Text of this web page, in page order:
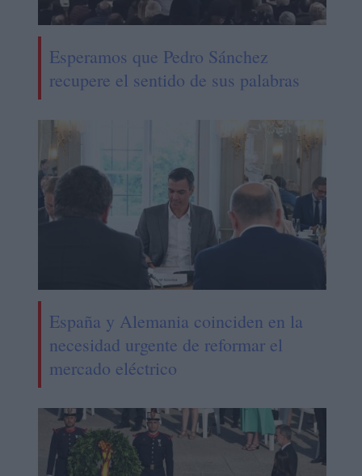
Esperamos que Pedro Sánchez
recupere el sentido de sus palabras
España y Alemania coinciden en la
necesidad urgente de reformar el
mercado eléctrico